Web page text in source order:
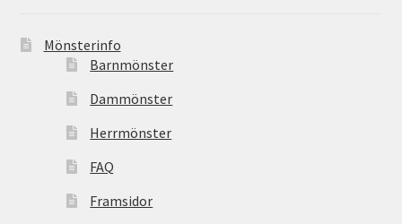
Mönsterinfo
Barnmönster
Dammönster
Herrmönster
FAQ
Framsidor